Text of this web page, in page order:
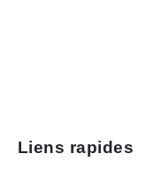
Liens rapides